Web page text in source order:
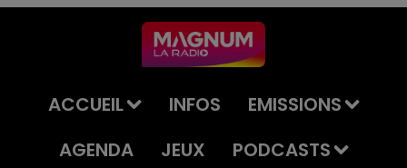
ACCUEIL INFOS
EMISSIONS
AGENDA
JEUX PODCASTS